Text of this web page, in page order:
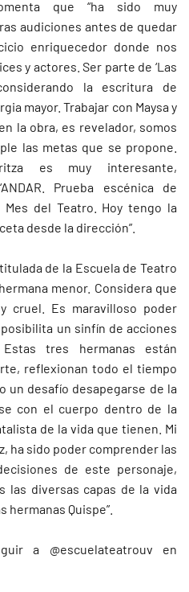
que “ha sido muy
audiciones antes de quedar
enriquecedor donde nos
y actores. Ser parte de ‘Las
la escritura de
mayor. Trabajar con Maysa y
la obra, es revelador, somos
las metas que se propone.
es muy interesante,
Prueba escénica de
Mes del Teatro. Hoy tengo la
desde la dirección”.
de la Escuela de Teatro
menor. Considera que
cruel. Es maravilloso poder
un sinfín de acciones
tres hermanas están
reflexionan todo el tiempo
un desafío desapegarse de la
con el cuerpo dentro de la
de la vida que tienen. Mi
ha sido poder comprender las
de este personaje,
las diversas capas de la vida
Quispe”.
a @escuelateatrouv en